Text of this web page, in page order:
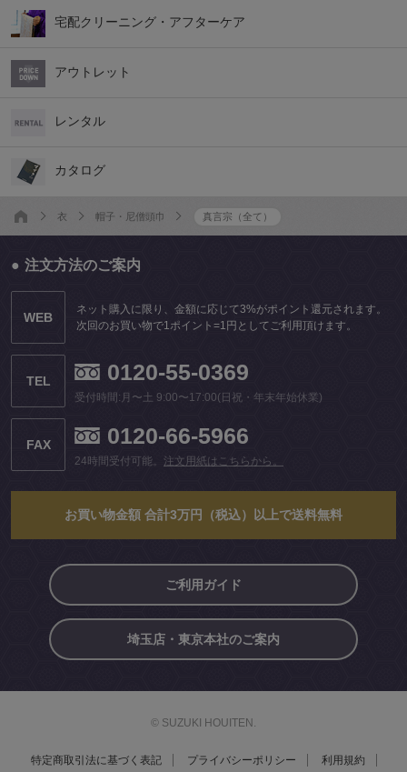
宅配クリーニング・アフターケア
アウトレット
レンタル
カタログ
衣 帽子・尼僧頭巾 真言宗（全て）
注文方法のご案内
WEB
ネット購入に限り、金額に応じて3%がポイント還元されます。
次回のお買い物で1ポイント=1円としてご利用頂けます。
TEL 0120-55-0369
受付時間:月〜土 9:00〜17:00(日祝・年末年始休業)
FAX 0120-66-5966
24時間受付可能。 注文用紙はこちらから。
お買い物金額 合計3万円（税込）以上で送料無料
ご利用ガイド
埼玉店・東京本社のご案内
© SUZUKI HOUITEN.
特定商取引法に基づく表記 プライバシーポリシー 利用規約